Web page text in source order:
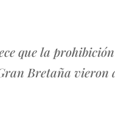
que la
Bretaña vieron